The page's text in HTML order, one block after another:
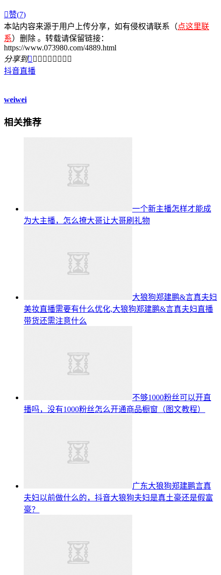
赞(7)
本站内容来源于用户上传分享，如有侵权请联系（点这里联
系）删除 。转载请保留链接：
https://www.073980.com/4889.html
分享到        
抖音直播
weiwei
相关推荐
一个新主播怎样才能成
为大主播，怎么撩大哥让大哥刷礼物
大狼狗郑建鹏&言真夫妇
美妆直播需要有什么优化,大狼狗郑建鹏&言真夫妇直播
带货还需注意什么
不够1000粉丝可以开直
播吗，没有1000粉丝怎么开通商品橱窗（图文教程）
广东大狼狗郑建鹏言真
夫妇以前做什么的，抖音大狼狗夫妇是真土豪还是假富
豪？